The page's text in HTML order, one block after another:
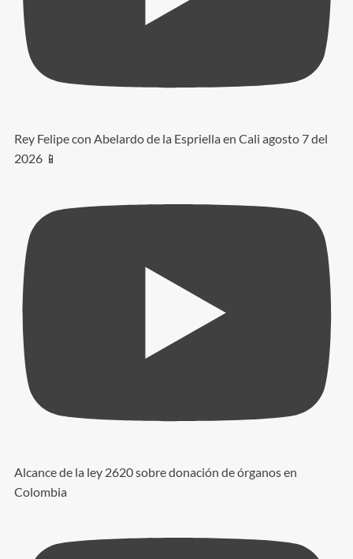
Rey Felipe con Abelardo de la Espriella en Cali agosto 7 del
2026 📱
Alcance de la ley 2620 sobre donación de órganos en
Colombia